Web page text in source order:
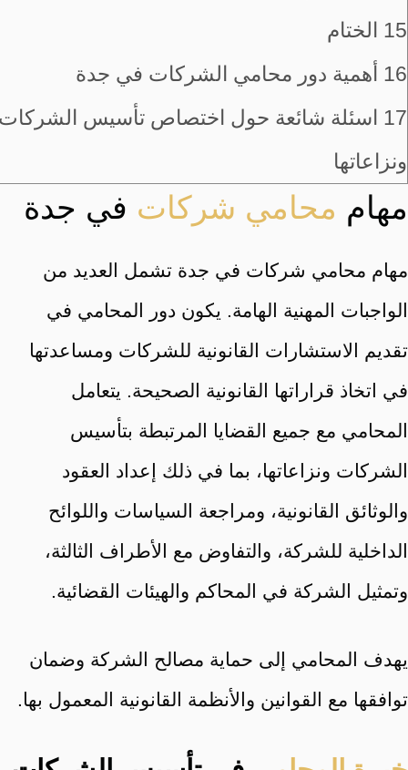
15 الختام
16 أهمية دور محامي الشركات في جدة
17 اسئلة شائعة حول اختصاص تأسيس
ونزاعاتها
مهام محامي شركات في جدة
مهام محامي شركات في جدة تشمل العديد من
الواجبات المهنية الهامة. يكون دور المحامي في
تقديم الاستشارات القانونية للشركات ومساعدتها
في اتخاذ قراراتها القانونية الصحيحة. يتعامل
المحامي مع جميع القضايا المرتبطة بتأسيس
الشركات ونزاعاتها، بما في ذلك إعداد العقود
والوثائق القانونية، ومراجعة السياسات واللوائح
الداخلية للشركة، والتفاوض مع الأطراف الثالثة،
وتمثيل الشركة في المحاكم والهيئات القضائية.
يهدف المحامي إلى حماية مصالح الشركة وضمان
توافقها مع القوانين والأنظمة القانونية المعمول بها.